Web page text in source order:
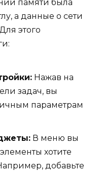
памяти была
а данные о сети
этого
Нажав на
задач, вы
параметрам
В меню вы
хотите
добавьте